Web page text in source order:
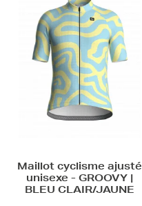
Maillot cyclisme ajusté
unisexe - GROOVY |
BLEU CLAIR/JAUNE